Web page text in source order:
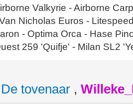
Valkyrie - Airborne
Nicholas Euros -
- Optima Orca - Hase
259 'Quifje' - Milan SL2
De tovenaar ,